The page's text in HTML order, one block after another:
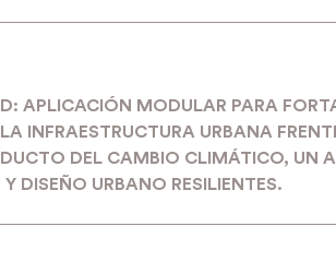
APLICACIÓN MODULAR PARA
LA INFRAESTRUCTURA URBANA
DEL CAMBIO CLIMÁTICO, UN
DISEÑO URBANO RESILIENTES.